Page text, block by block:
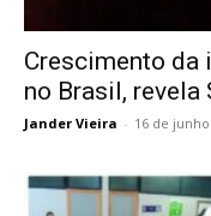
Crescimento da
no Brasil, revela
Jander Vieira - 16 de